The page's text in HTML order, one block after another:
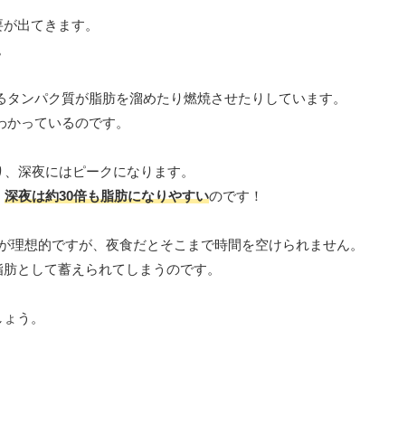
出てきます。
ンパク質が脂肪を溜めたり燃焼させたりしています。
っているのです。
深夜にはピークになります。
深夜は約30倍も脂肪になりやすいのです！
想的ですが、夜食だとそこまで時間を空けられません。
として蓄えられてしまうのです。
う。